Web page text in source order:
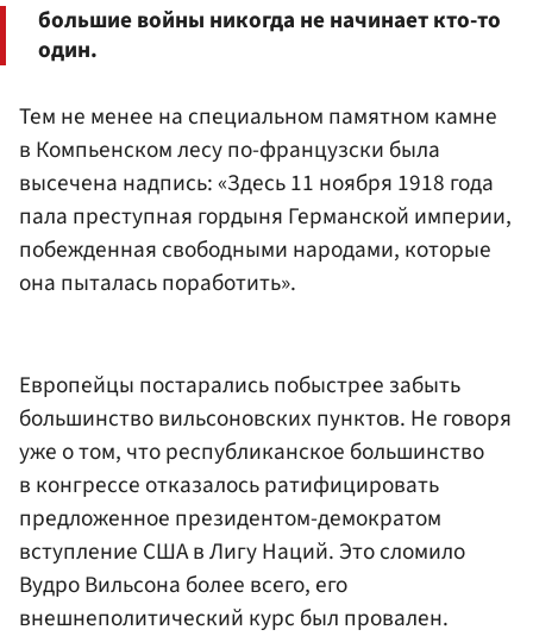
большие войны никогда не начинает кто-то
один.
Тем не менее на специальном памятном камне
в Компьенском лесу по-французски была
высечена надпись: «Здесь 11 ноября 1918 года
пала преступная гордыня Германской империи,
побежденная свободными народами, которые
она пыталась поработить».
Европейцы постарались побыстрее забыть
большинство вильсоновских пунктов. Не говоря
уже о том, что республиканское большинство
в конгрессе отказалось ратифицировать
предложенное президентом-демократом
вступление США в Лигу Наций. Это сломило
Вудро Вильсона более всего, его
внешнеполитический курс был провален.